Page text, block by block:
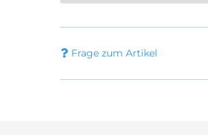
Frage zum Artikel